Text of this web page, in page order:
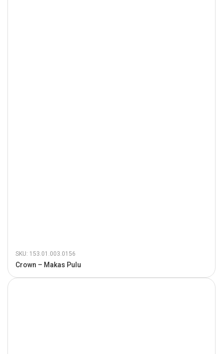
SKU: 153.01.003.0156
Crown – Makas Pulu